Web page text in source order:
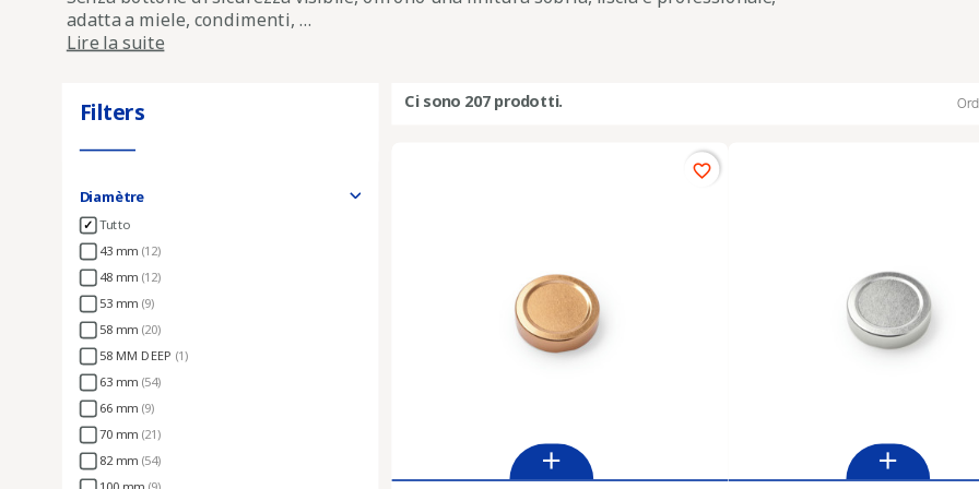
adatta a miele, condimenti, ...
Lire la suite
Filters
Diamètre
Tutto
43 mm (12)
48 mm (12)
53 mm (9)
58 mm (20)
58 MM DEEP (1)
63 mm (54)
66 mm (9)
70 mm (21)
82 mm (54)
Ci sono 207 prodotti.
favorite_border